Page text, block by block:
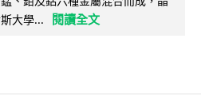
大學...
閱讀全文